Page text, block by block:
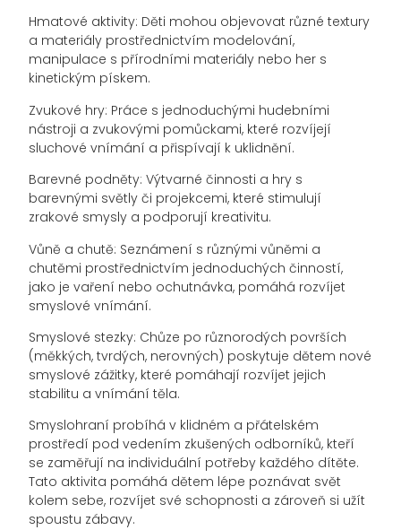
Hmatové aktivity: Děti mohou objevovat různé textury
a materiály prostřednictvím modelování,
manipulace s přírodními materiály nebo her s
kinetickým pískem.
Zvukové hry: Práce s jednoduchými hudebními
nástroji a zvukovými pomůckami, které rozvíjejí
sluchové vnímání a přispívají k uklidnění.
Barevné podněty: Výtvarné činnosti a hry s
barevnými světly či projekcemi, které stimulují
zrakové smysly a podporují kreativitu.
Vůně a chutě: Seznámení s různými vůněmi a
chutěmi prostřednictvím jednoduchých činností,
jako je vaření nebo ochutnávka, pomáhá rozvíjet
smyslové vnímání.
Smyslové stezky: Chůze po různorodých površích
(měkkých, tvrdých, nerovných) poskytuje dětem nové
smyslové zážitky, které pomáhají rozvíjet jejich
stabilitu a vnímání těla.
Smyslohraní probíhá v klidném a přátelském
prostředí pod vedením zkušených odborníků, kteří
se zaměřují na individuální potřeby každého dítěte.
Tato aktivita pomáhá dětem lépe poznávat svět
kolem sebe, rozvíjet své schopnosti a zároveň si užít
spoustu zábavy.